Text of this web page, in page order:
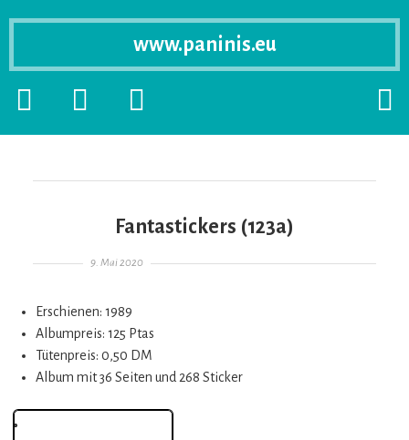
www.paninis.eu
Startseite
PRIMÄRE
ERWEITERN
SEKUNDÄRE
ERWEITERN
Fantastickers (123a)
Gepostet am
9. Mai 2020
Erschienen: 1989
Albumpreis: 125 Ptas
Tütenpreis: 0,50 DM
Album mit 36 Seiten und 268 Sticker